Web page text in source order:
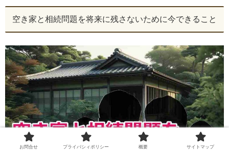
空き家と相続問題を将来に残さないために今できること
お問合せ プライバシィポリシー 概要 サイトマップ